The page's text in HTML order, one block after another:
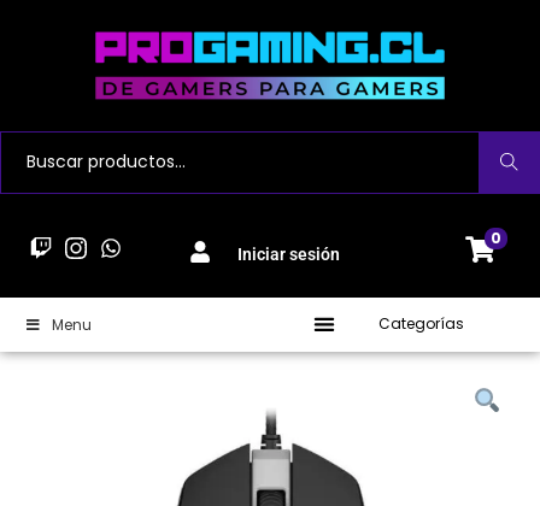
Buscar
Iniciar sesión
0
Menu Categorías